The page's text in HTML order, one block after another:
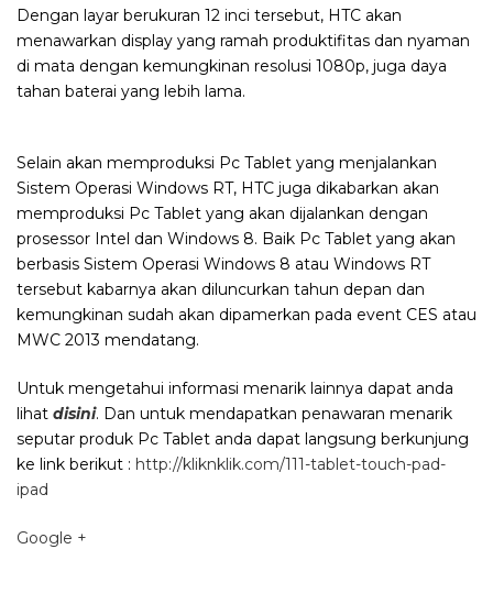
Dengan layar berukuran 12 inci tersebut, HTC akan
menawarkan display yang ramah produktifitas dan nyaman
di mata dengan kemungkinan resolusi 1080p, juga daya
tahan baterai yang lebih lama.
Selain akan memproduksi Pc Tablet yang menjalankan
Sistem Operasi Windows RT, HTC juga dikabarkan akan
memproduksi Pc Tablet yang akan dijalankan dengan
prosessor Intel dan Windows 8. Baik Pc Tablet yang akan
berbasis Sistem Operasi Windows 8 atau Windows RT
tersebut kabarnya akan diluncurkan tahun depan dan
kemungkinan sudah akan dipamerkan pada event CES atau
MWC 2013 mendatang.
Untuk mengetahui informasi menarik lainnya dapat anda
lihat disini. Dan untuk mendapatkan penawaran menarik
seputar produk Pc Tablet anda dapat langsung berkunjung
ke link berikut : http://kliknklik.com/111-tablet-touch-pad-
ipad
Google +